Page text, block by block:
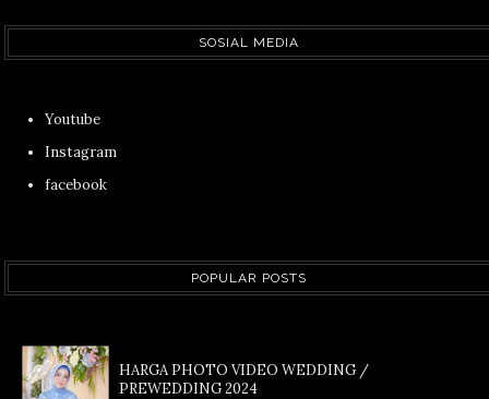
SOSIAL MEDIA
Youtube
Instagram
facebook
POPULAR POSTS
HARGA PHOTO VIDEO WEDDING /
PREWEDDING 2024